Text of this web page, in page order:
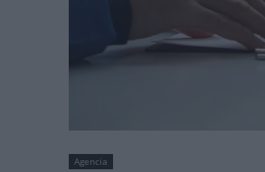
Agencia